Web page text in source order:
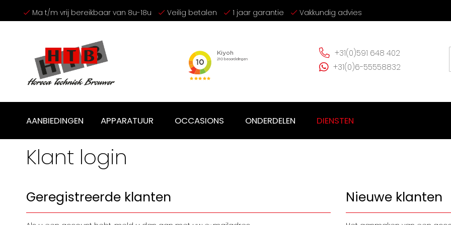
Ga
naar
Ma t/m vrij bereikbaar van 8u-18u Veilig betalen 1 jaar garantie Vakkundig advies
+31(0)591 648 402
+31(0)6-55558832
AANBIEDINGEN APPARATUUR OCCASIONS ONDERDELEN DIENSTEN
Klant login
Geregistreerde klanten Nieuwe klanten